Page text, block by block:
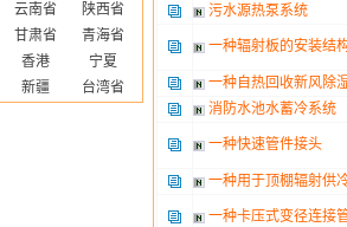
云南省
陕西省
甘肃省
青海省
香港
宁夏
新疆 台湾省
污水源热泵系统
一种辐射板的安装结
一种自热回收新风除
消防水池水蓄冷系统
一种快速管件接头
一种用于顶棚辐射供
一种卡压式变径连接